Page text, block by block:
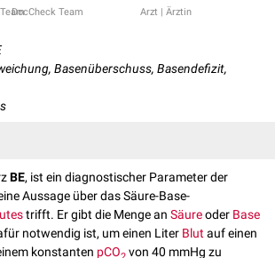
DocCheck Team Arzt | Ärztin
Basenüberschuss, Basendefizit,
BE, ist ein diagnostischer Parameter der
Aussage über das Säure-Base-
trifft. Er gibt die Menge an Säureoder Base
notwendig ist, um einen Liter Blutauf einen
konstanten pCO
von 40 mmHg zu